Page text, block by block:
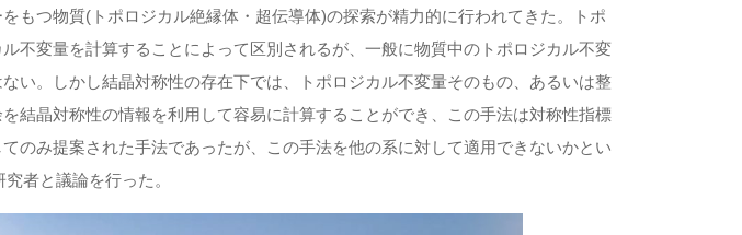
もつ物質(トポロジカル絶縁体・超伝導体)の探索が精力的に行われてきた。トポ
不変量を計算することによって区別されるが、一般に物質中のトポロジカル不変
い。しかし結晶対称性の存在下では、トポロジカル不変量そのもの、あるいは整
結晶対称性の情報を利用して容易に計算することができ、この手法は対称性指標
のみ提案された手法であったが、この手法を他の系に対して適用できないかとい
者と議論を行った。